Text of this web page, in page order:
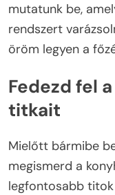
mutatunk be,
rendszert
öröm legyen a
Fedezd fel
titkait
Mielőtt bármibe
megismerd a
legfontosabb